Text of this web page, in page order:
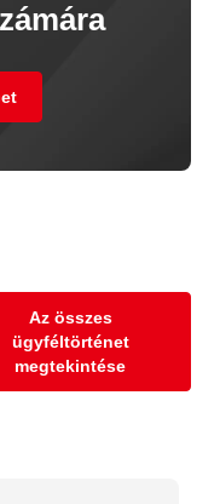
Az összes
ügyféltörténet
megtekintése